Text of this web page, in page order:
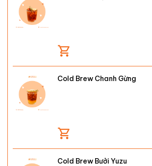
Cold Brew Chanh Gừng
Cold Brew Bưởi Yuzu